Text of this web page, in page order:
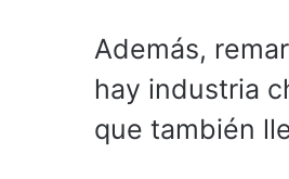
Además,
hay industria
que también